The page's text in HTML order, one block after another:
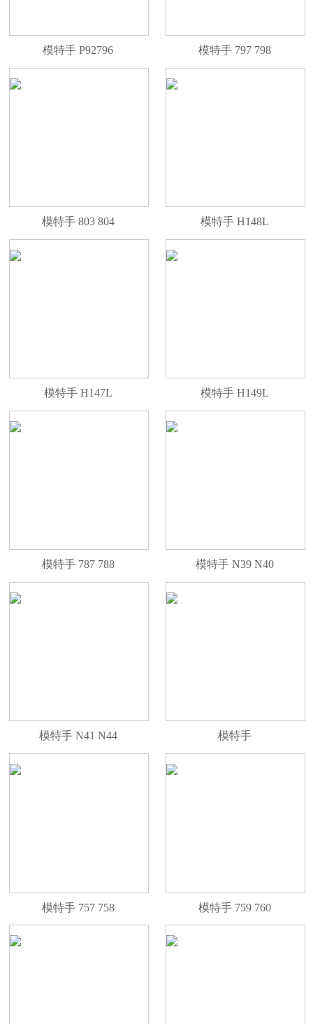
模特手 P92796 模特手 797 798
模特手 803 804 模特手 H148L
模特手 H147L 模特手 H149L
模特手 787 788 模特手 N39 N40
模特手 N41 N44 模特手
模特手 757 758 模特手 759 760